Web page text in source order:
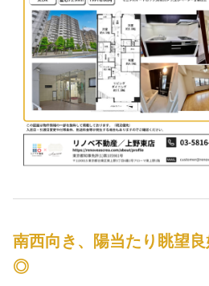
南西向き、陽当たり眺望
◎